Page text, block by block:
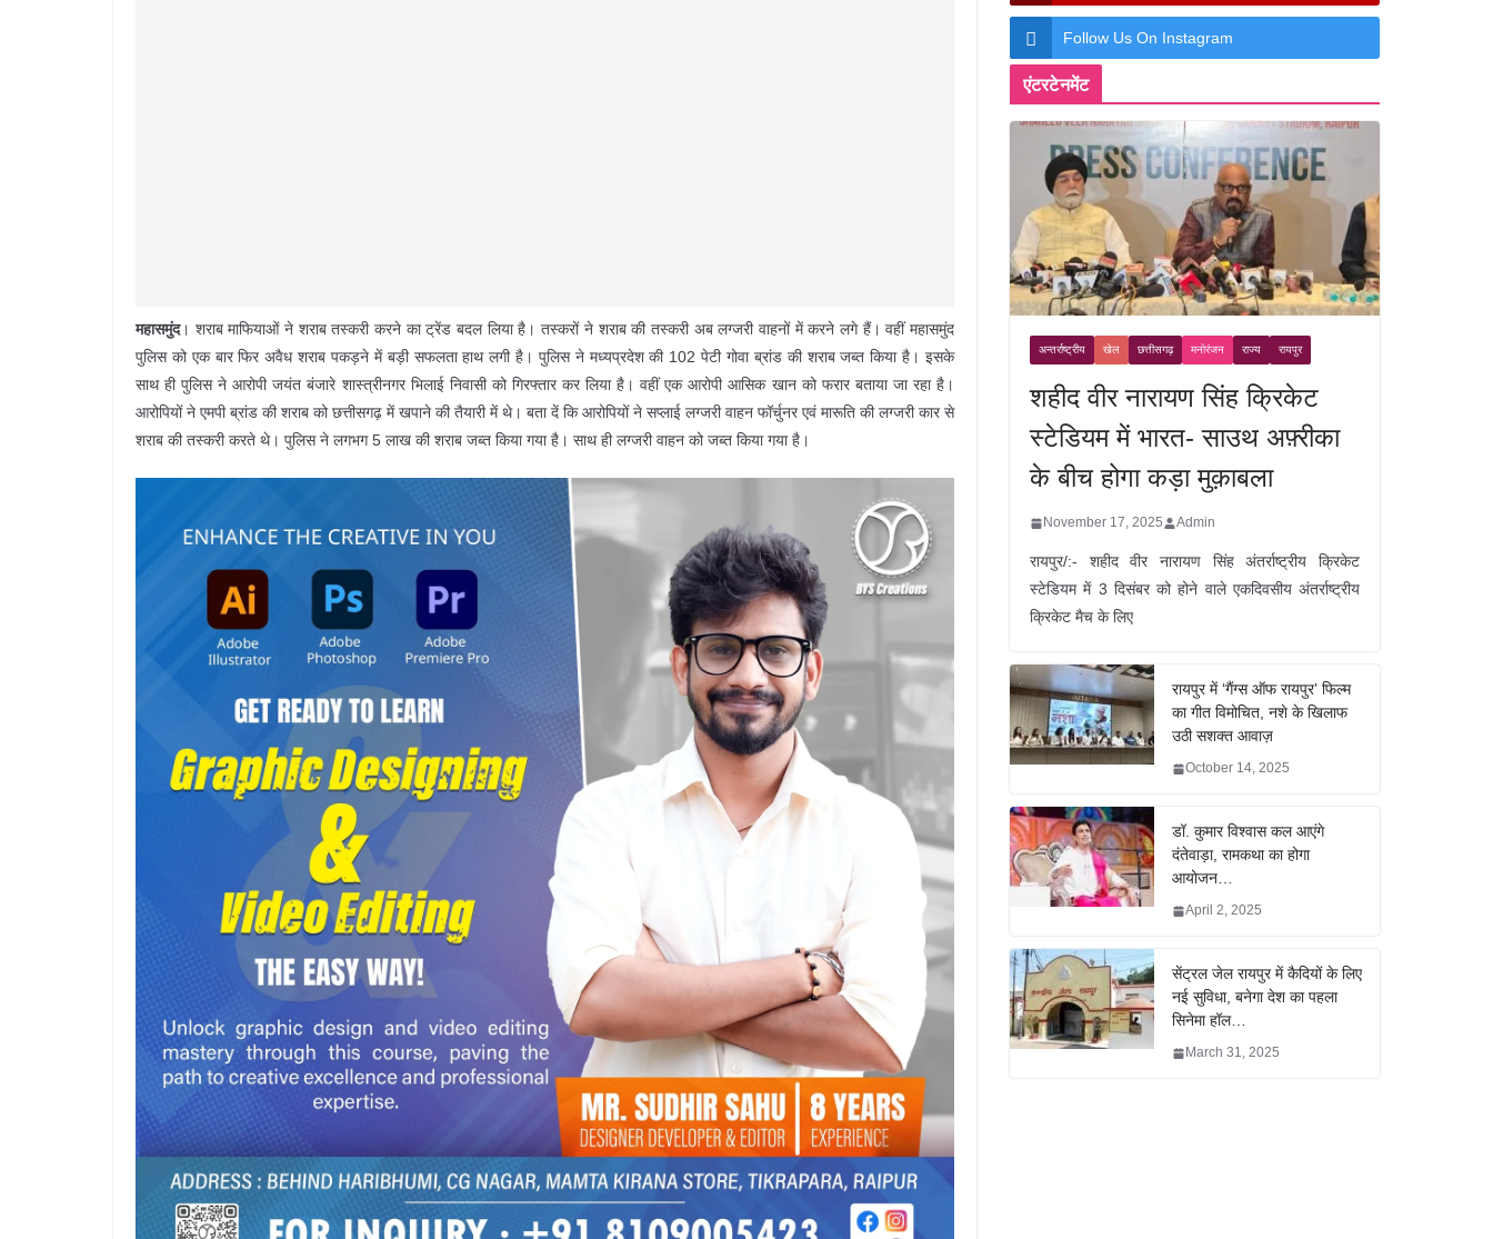
महासमुंद। शराब माफियाओं ने शराब तस्करी करने का ट्रेंड बदल लिया है। तस्करों ने शराब की तस्करी अब लग्जरी वाहनों में करने लगे हैं। वहीं महासमुंद
पुलिस को एक बार फिर अवैध शराब पकड़ने में बड़ी सफलता हाथ लगी है। पुलिस ने मध्यप्रदेश की 102 पेटी गोवा ब्रांड की शराब जब्त किया है। इसके
साथ ही पुलिस ने आरोपी जयंत बंजारे शास्त्रीनगर भिलाई निवासी को गिरफ्तार कर लिया है। वहीं एक आरोपी आसिक खान को फरार बताया जा रहा है।
आरोपियों ने एमपी ब्रांड की शराब को छत्तीसगढ़ में खपाने की तैयारी में थे। बता दें कि आरोपियों ने सप्लाई लग्जरी वाहन फॉर्चुनर एवं मारूति की लग्जरी कार से
शराब की तस्करी करते थे। पुलिस ने लगभग 5 लाख की शराब जब्त किया गया है। साथ ही लग्जरी वाहन को जब्त किया गया है।
Follow Us On Instagram
एंटरटेनमेंट
अन्तर्राष्ट्रीय खेल छत्तीसगढ़ मनोरंजन राज्य रायपुर
शहीद वीर नारायण सिंह क्रिकेट
स्टेडियम में भारत- साउथ अफ़्रीका
के बीच होगा कड़ा मुक़ाबला
November 17, 2025 Admin
रायपुर/:- शहीद वीर नारायण सिंह अंतर्राष्ट्रीय क्रिकेट
स्टेडियम में 3 दिसंबर को होने वाले एकदिवसीय अंतर्राष्ट्रीय
क्रिकेट मैच के लिए
रायपुर में ‘गैंग्स ऑफ रायपुर’ फिल्म
का गीत विमोचित, नशे के खिलाफ
उठी सशक्त आवाज़
October 14, 2025
डॉ. कुमार विश्वास कल आएंगे
दंतेवाड़ा, रामकथा का होगा
आयोजन…
April 2, 2025
सेंट्रल जेल रायपुर में कैदियों के लिए
नई सुविधा, बनेगा देश का पहला
सिनेमा हॉल…
March 31, 2025